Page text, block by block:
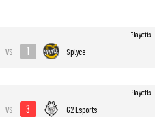
vs 1 Splyce
Playoffs
vs 3 G2 Esports
Playoffs